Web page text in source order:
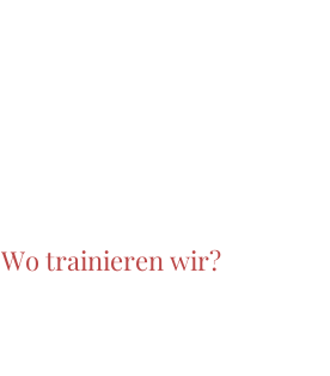
Wo trainieren wir?